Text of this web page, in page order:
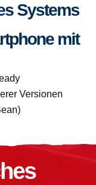
Systems
mit
Versionen